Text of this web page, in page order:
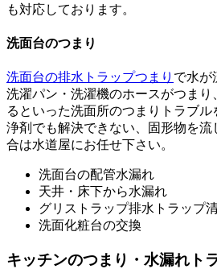
も対応しております。
洗面台のつまり
洗面台の排水トラップつまり で水が
洗濯パン・洗濯機のホースがつま
るといった洗面所のつまりトラブ
浄剤でも解決できない、固形物を
合は水道屋にお任せ下さい。
洗面台の配管水漏れ
天井・床下から水漏れ
グリストラップ排水トラップ
洗面化粧台の交換
キッチンのつまり・水漏れト